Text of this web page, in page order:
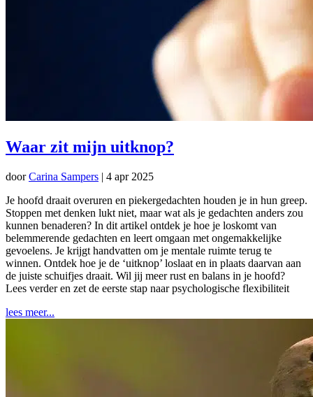
Waar zit mijn uitknop?
doorCarina Sampers | 4 apr 2025
Je hoofd draait overuren en piekergedachten houden je in hun greep.
Stoppen met denken lukt niet, maar wat als je gedachten anders zou
kunnen benaderen? In dit artikel ontdek je hoe je loskomt van
belemmerende gedachten en leert omgaan met ongemakkelijke
gevoelens. Je krijgt handvatten om je mentale ruimte terug te
winnen. Ontdek hoe je de ‘uitknop’ loslaat en in plaats daarvan aan
de juiste schuifjes draait. Wil jij meer rust en balans in je hoofd?
Lees verder en zet de eerste stap naar psychologische flexibiliteit
lees meer...